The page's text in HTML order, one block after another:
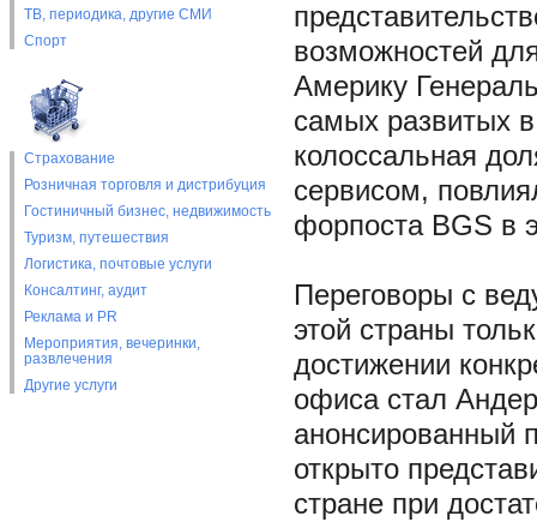
ТВ, периодика, другие СМИ
Спорт
Страхование
Розничная торговля и дистрибуция
Гостиничный бизнес, недвижимость
Туризм, путешествия
Логистика, почтовые услуги
Консалтинг, аудит
Реклама и PR
Мероприятия, вечеринки,
развлечения
Другие услуги
возможностей
Америку
самых развитых
колоссальная
сервисом,
форпоста BGS в
Переговоры с
этой страны
достижении
офиса стал
анонсированный
открыто
стране при